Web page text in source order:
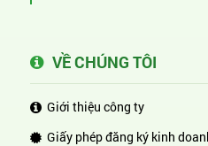
VỀ CHÚNG TÔI
Giới thiệu công ty
Giấy phép đăng ký kinh